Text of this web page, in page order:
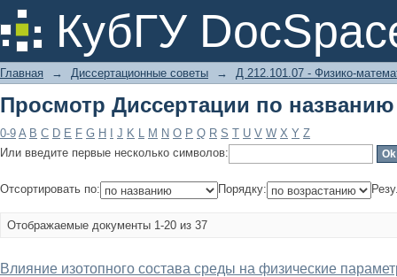
КубГУ
Просмотр Диссертации по названию
Главная → Диссертационные советы → Д 212.101.07 - Физико-
Просмотр Диссертации по названию
0-9 A B C D E F G H J K L M N O P Q R S T U V W X Y Z
Или введите первые несколько символов:
Отсортировать по: Порядку:
Отображаемые документы 1-20 из 37
Влияние изотопного состава среды на физические